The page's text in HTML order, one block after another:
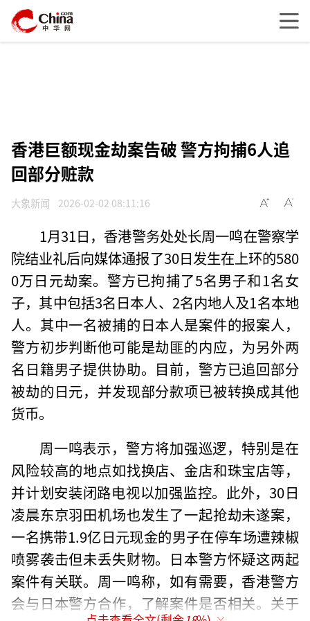
香港巨额现金劫案告破 警方拘捕6人追
回部分赃款
大象新闻 2026-02-02 08:11:16
1月31日，香港警务处处长周一鸣在警察学
院结业礼后向媒体通报了30日发生在上环的580
0万日元劫案。警方已拘捕了5名男子和1名女
子，其中包括3名日本人、2名内地人及1名本地
人。其中一名被捕的日本人是案件的报案人，
警方初步判断他可能是劫匪的内应，为另外两
名日籍男子提供协助。目前，警方已追回部分
被劫的日元，并发现部分款项已被转换成其他
货币。
周一鸣表示，警方将加强巡逻，特别是在
风险较高的地点如找换店、金店和珠宝店等，
并计划安装闭路电视以加强监控。此外，30日
凌晨东京羽田机场也发生了一起抢劫未遂案，
一名携带1.9亿日元现金的男子在停车场遭辣椒
喷雾袭击但未丢失财物。日本警方怀疑这两起
案件有关联。周一鸣称，如有需要，香港警方
会与日本警方合作，了解案件是否相关。关于